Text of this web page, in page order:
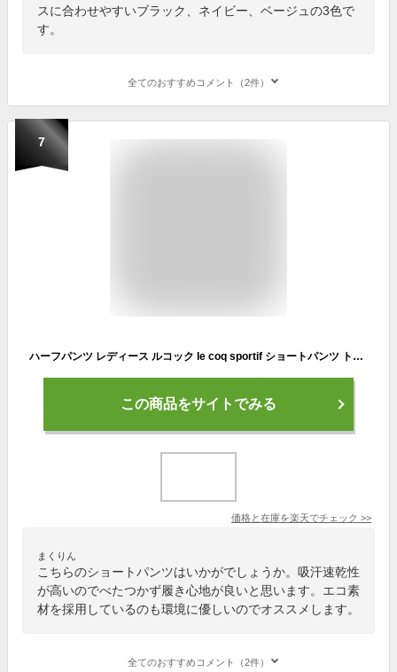
スに合わせやすいブラック、ネイビー、ベージュの3色で
す。
全てのおすすめコメント（2件）
7
ハーフパンツ レディース ルコック le coq sportif ショートパンツ トレーニング スポーツウェア 吸汗速乾 ランニング ジョギング ジム 女性 ボトムス シンプル 短パン 半ズボン エコ素材 サステナブル/QMWTJD20Z
この商品をサイトでみる
価格と在庫を楽天でチェック >>
まくりん
こちらのショートパンツはいかがでしょうか。吸汗速乾性
が高いのでべたつかず履き心地が良いと思います。エコ素
材を採用しているのも環境に優しいのでオススメします。
全てのおすすめコメント（2件）